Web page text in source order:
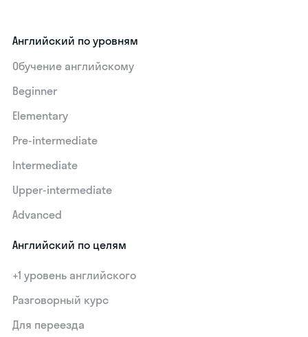
Английский по уровням
Обучение английскому
Beginner
Elementary
Pre-intermediate
Intermediate
Upper-intermediate
Advanced
Английский по целям
+1 уровень английского
Разговорный курс
Для переезда